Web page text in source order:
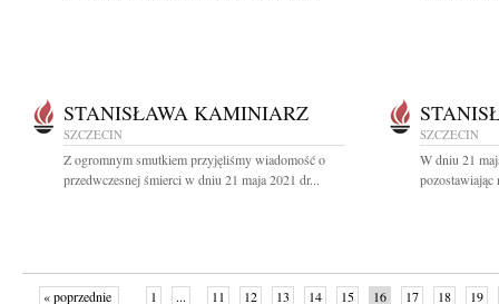
STANISŁAWA KAMINIARZ
SZCZECIN
Z ogromnym smutkiem przyjęliśmy wiadomość o
przedwczesnej śmierci w dniu 21 maja 2021 dr...
SZCZECIN
W dniu 21
« poprzednie 1 ... 11 12 13 14 15 16 17 18 19